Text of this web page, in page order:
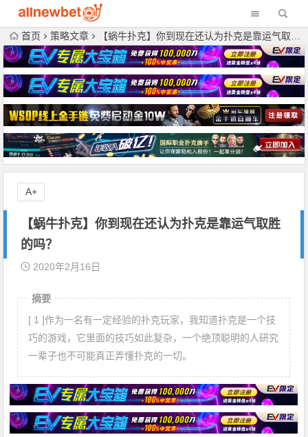
首页 策略文章 【蜗牛扑克】你到现在还认为扑克是靠运气取胜的吗？
【蜗牛扑克】你到现在还认为扑克是靠运气取胜
的吗？
2020年2月16日
摘要
[ 1 ]作为一名有一定经验的扑克玩家，我知道扑克是一个技
巧的游戏，它里面的技巧如此复杂，一个绝顶聪明的人研究
一辈子也不可能真正弄懂扑克的一切。
A+